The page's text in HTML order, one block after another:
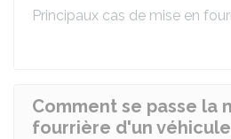
Principaux cas de mise en
Comment se passe la
fourrière d'un véhicule